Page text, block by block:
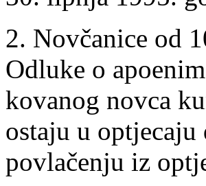
2. Novčanice od
Odluke o
kovanog novca
ostaju u
povlačenju iz